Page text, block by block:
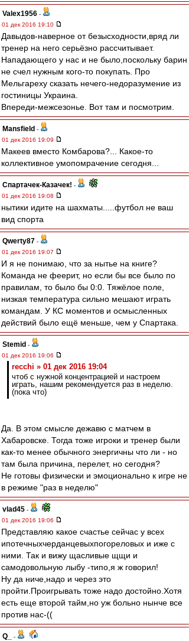
Valex1956 -
01 дек 2016 19:10
Давыдов-наверное от безысходности,вряд ли
тренер на него серьёзно рассчитывает.
Нападающего у нас и не было,поскольку барин
не счел нужным кого-то покупать. Про
Мельгареху сказать нечего-недоразумение из
гостиницы Украина.
Впереди-межсезонье. Вот там и посмотрим.
Mansfield -
01 дек 2016 19:09
Макеев вместо Комбарова?... Какое-то
коллективное умопомрачение сегодня...
Спартачек-Казачек! -
01 дек 2016 19:08
нытики идите на шахматы.....футбол не ваш
вид спорта
Qwerty87 -
01 дек 2016 19:07
И я не понимаю, что за нытье на книге?
Команда не феерит, но если бы все было по
правилам, то было бы 0:0. Тяжёлое поле,
низкая температура сильно мешают играть
командам. У КС моментов и осмысленных
действий было ещё меньше, чем у Спартака.
Stemid -
01 дек 2016 19:06
recchi » 01 дек 2016 19:04
чтоб с нужной концентрацией и настроем
играть, нашим рекомендуется раз в неделю.
(пока что)
Да. В этом смысле дежавю с матчем в
Хабаровске. Тогда тоже игроки и тренер были
как-то менее обычного энергичны что ли - но
там была причина, перелет, но сегодня?
Не готовы физически и эмоционально к игре не
в режиме "раз в неделю"
vlad45 -
01 дек 2016 19:06
Представляю какое счастье сейчас у всех
ипотечныхчерданцевыхпогореловых и иже с
ними. Так и вижу щасливые щщи и
самодовольную лыбу -типо,я ж говорил!
Ну да ниче,надо и через это
пройти.Проигрывать тоже надо достойно.Хотя
есть еще второй тайм,но уж больно нынче все
против нас-((
Q_
-